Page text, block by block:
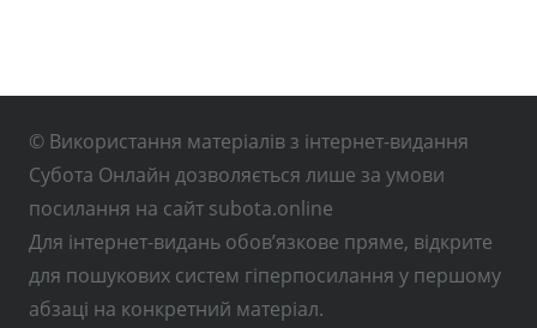
© Використання матеріалів з інтернет-видання
Субота Онлайн дозволяється лише за умови
посилання на сайт subota.online
Для інтернет-видань обов’язкове пряме, відкрите
для пошукових систем гіперпосилання у першому
абзаці на конкретний матеріал.